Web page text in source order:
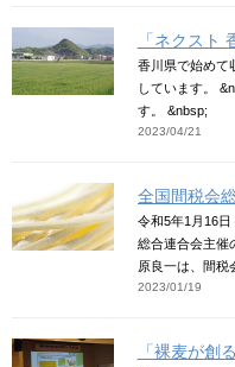
「ネクスト
香川県で始めて
しています。
す。 &nbsp;
2023/04/21
全国間税会
令和5年1月16
総合連合会主催
原良一は、間税
2023/01/19
「裸麦が創